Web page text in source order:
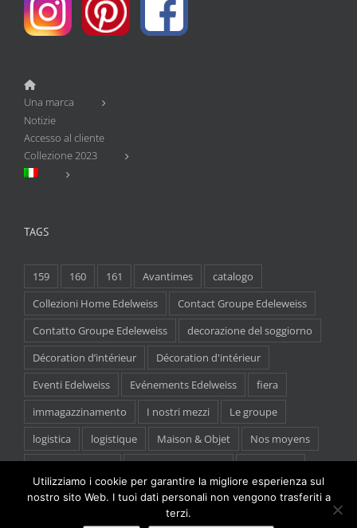
Una marca
Notizie
Accesso al cliente
Collezione 2023
TAGS
159 160 161 Avantimes
catalogo
Collezioni Home Edelweiss
Contact Groupe Edeleweiss
Contatto Groupe Edeleweiss
decorazione del soggiorno
Décoration d’intérieur
Décoration d'intérieur
Eventi Edelweiss
Evénements Edelweiss
fiera
immagazzinamento
I nostri mezzi
Le groupe
logistica
logistique Maison & Objet
Nos moyens
salon décoration
salon professionnel
showroom
stockage
Utilizziamo i cookie per garantire la migliore esperienza sul
nostro sito Web. I tuoi dati personali non vengono trasferiti a
terzi.